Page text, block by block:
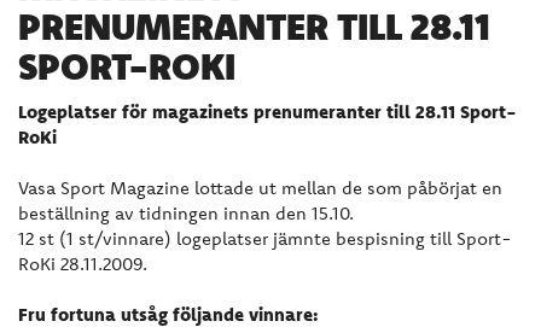
PRENUMERANTER TILL 28.11
SPORT-ROKI
Logeplatser för magazinets prenumeranter till 28.11 Sport-
RoKi
Vasa Sport Magazine lottade ut mellan de som påbörjat en
beställning av tidningen innan den 15.10.
12 st (1 st/vinnare) logeplatser jämnte bespisning till Sport-
RoKi 28.11.2009.
Fru fortuna utsåg följande vinnare: